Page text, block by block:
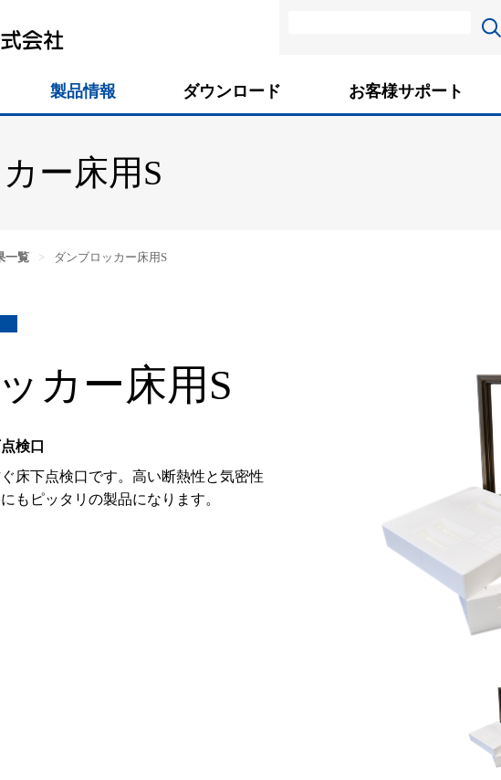
製品情報 ダウンロード お客様サポート
ー床用S
一覧 > ダンブロッカー床用S
カー床用S
検口
床下点検口です。高い断熱性と気密性
もピッタリの製品になります。